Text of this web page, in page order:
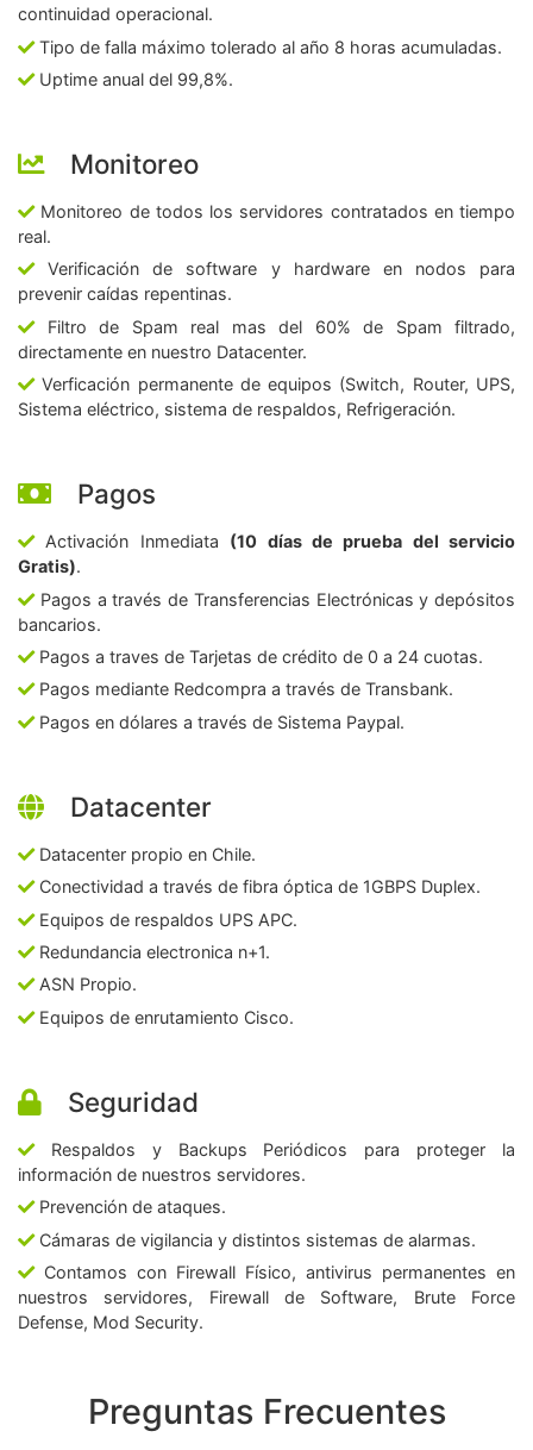
continuidad operacional.
Tipo de falla máximo tolerado al año 8 horas acumuladas.
Uptime anual del 99,8%.
Monitoreo
Monitoreo de todos los servidores contratados en tiempo
real.
Verificación de software y hardware en nodos para
prevenir caídas repentinas.
Filtro de Spam real mas del 60% de Spam filtrado,
directamente en nuestro Datacenter.
Verficación permanente de equipos (Switch, Router, UPS,
Sistema eléctrico, sistema de respaldos, Refrigeración.
Pagos
Activación Inmediata (10 días de prueba del servicio
Gratis).
Pagos a través de Transferencias Electrónicas y depósitos
bancarios.
Pagos a traves de Tarjetas de crédito de 0 a 24 cuotas.
Pagos mediante Redcompra a través de Transbank.
Pagos en dólares a través de Sistema Paypal.
Datacenter
Datacenter propio en Chile.
Conectividad a través de fibra óptica de 1GBPS Duplex.
Equipos de respaldos UPS APC.
Redundancia electronica n+1.
ASN Propio.
Equipos de enrutamiento Cisco.
Seguridad
Respaldos y Backups Periódicos para proteger la
información de nuestros servidores.
Prevención de ataques.
Cámaras de vigilancia y distintos sistemas de alarmas.
Contamos con Firewall Físico, antivirus permanentes en
nuestros servidores, Firewall de Software, Brute Force
Defense, Mod Security.
Preguntas Frecuentes